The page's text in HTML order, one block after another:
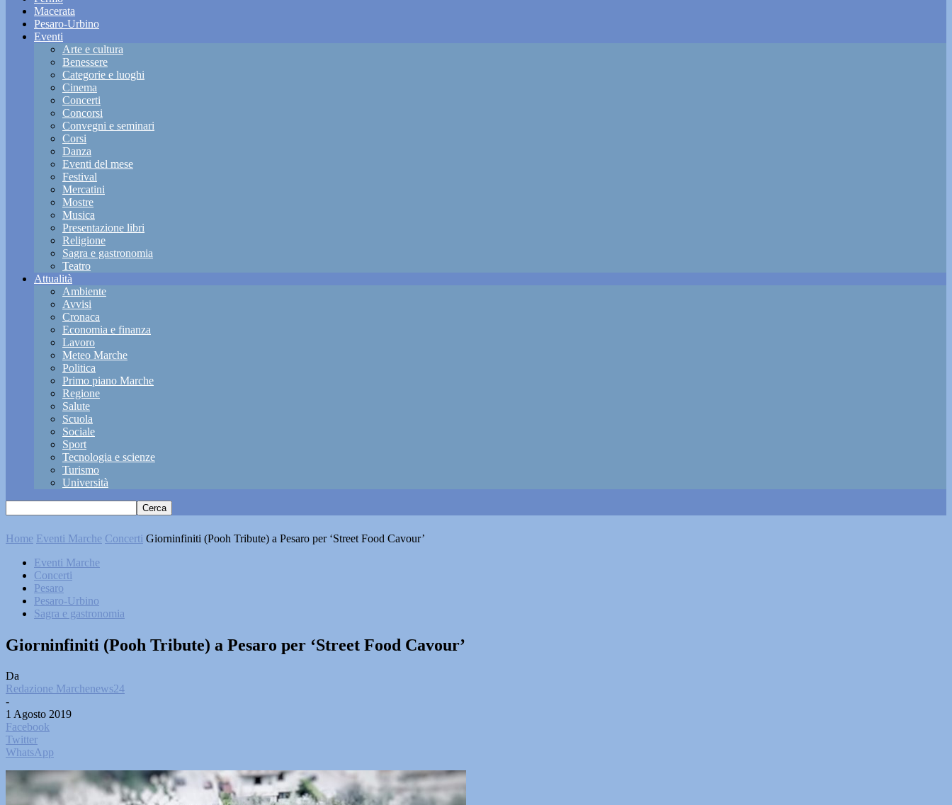
Macerata
Pesaro-Urbino
Eventi
Arte e cultura
Benessere
Categorie e luoghi
Cinema
Concerti
Concorsi
Convegni e seminari
Corsi
Danza
Eventi del mese
Festival
Mercatini
Mostre
Musica
Presentazione libri
Religione
Sagra e gastronomia
Teatro
Attualità
Ambiente
Avvisi
Cronaca
Economia e finanza
Lavoro
Meteo Marche
Politica
Primo piano Marche
Regione
Salute
Scuola
Sociale
Sport
Tecnologia e scienze
Turismo
Università
Home Eventi Marche Concerti Giorninfiniti (Pooh Tribute) a Pesaro per ‘Street Food Cavour’
Eventi Marche
Concerti
Pesaro
Pesaro-Urbino
Sagra e gastronomia
Giorninfiniti (Pooh Tribute) a Pesaro per ‘Street Food Cavour’
Da
Redazione Marchenews24
-
1 Agosto 2019
Facebook
Twitter
WhatsApp